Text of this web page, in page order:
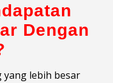
Dengan
yang lebih besar